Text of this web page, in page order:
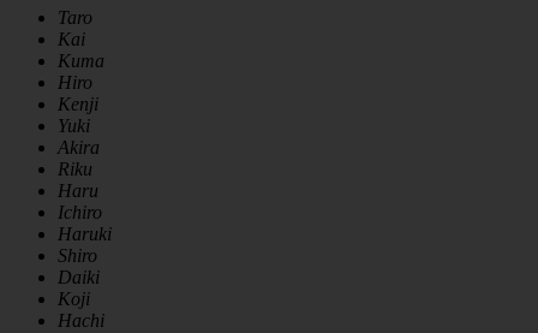
Taro
Kai
Kuma
Hiro
Kenji
Yuki
Akira
Riku
Haru
Ichiro
Haruki
Shiro
Daiki
Koji
Hachi